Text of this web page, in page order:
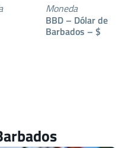
Moneda
BBD – Dólar de
Barbados – $